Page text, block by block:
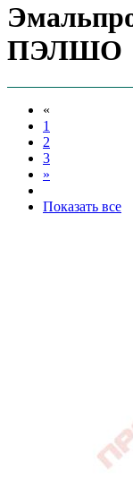
ПЭЛШО
«
1
2
3
»
Показать все